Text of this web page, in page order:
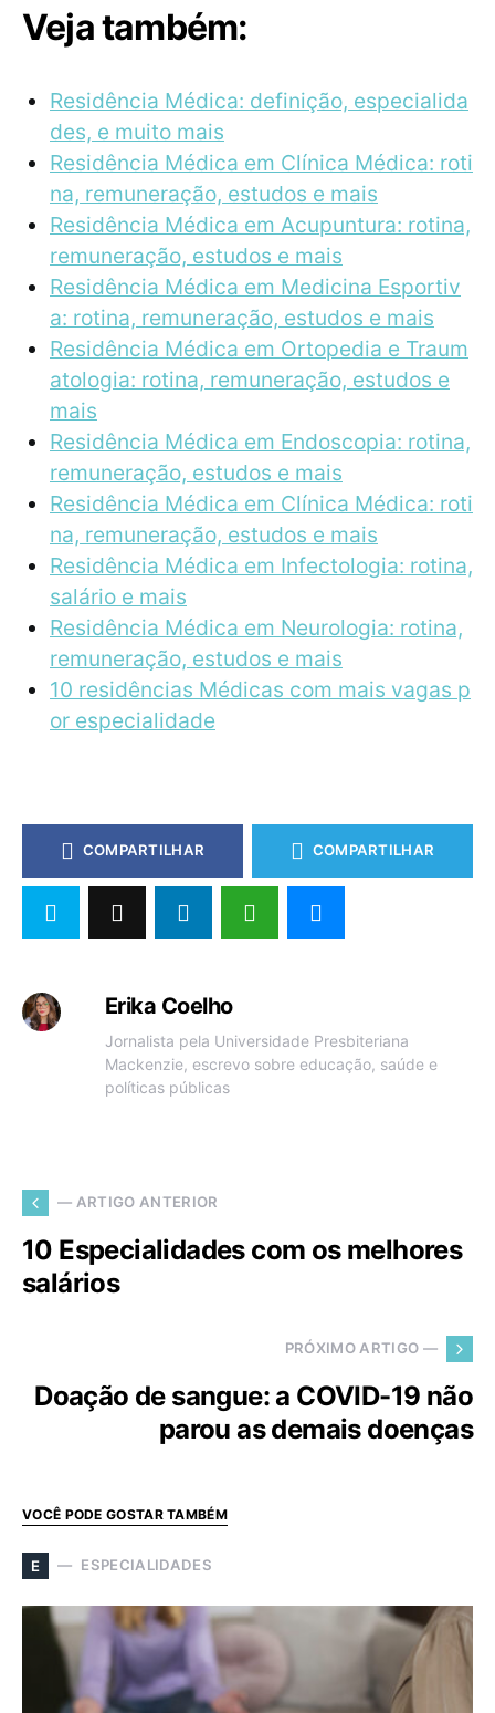
Veja também:
Residência Médica: definição, especialida
des, e muito mais
Residência Médica em Clínica Médica: roti
na, remuneração, estudos e mais
Residência Médica em Acupuntura: rotina,
remuneração, estudos e mais
Residência Médica em Medicina Esportiv
a: rotina, remuneração, estudos e mais
Residência Médica em Ortopedia e Traum
atologia: rotina, remuneração, estudos e
mais
Residência Médica em Endoscopia: rotina,
remuneração, estudos e mais
Residência Médica em Clínica Médica: roti
na, remuneração, estudos e mais
Residência Médica em Infectologia: rotina,
salário e mais
Residência Médica em Neurologia: rotina,
remuneração, estudos e mais
10 residências Médicas com mais vagas p
or especialidade
COMPARTILHAR COMPARTILHAR
Erika Coelho
Jornalista pela Universidade Presbiteriana
Mackenzie, escrevo sobre educação, saúde e
políticas públicas
— ARTIGO ANTERIOR
10 Especialidades com os melhores
salários
PRÓXIMO ARTIGO —
Doação de sangue: a COVID-19 não
parou as demais doenças
VOCÊ PODE GOSTAR TAMBÉM
E ESPECIALIDADES